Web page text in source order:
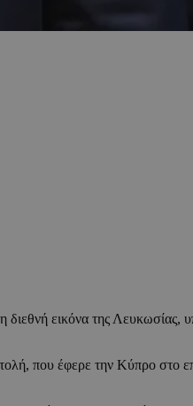
εικόνα της Λευκωσίας,
που έφερε την Κύπρο στο